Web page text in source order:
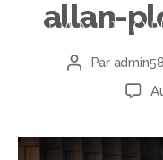
allan-
Par